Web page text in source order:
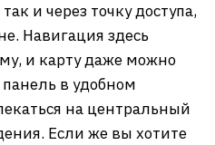
и через точку доступа,
Навигация здесь
и карту даже можно
в удобном
на центральный
Если же вы хотите